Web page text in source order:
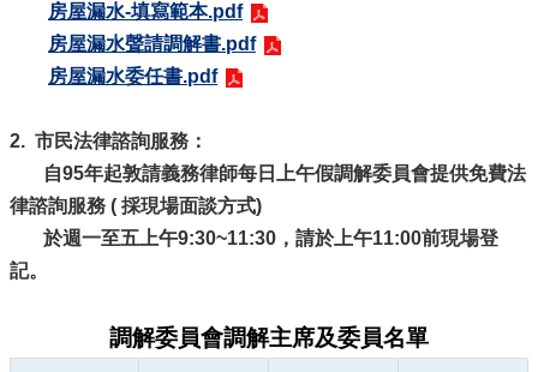
訊
區
障
房屋漏水-填寫範本.pdf
房屋漏水聲請調解書.pdf
房屋漏水委任書.pdf
2. 市民法律諮詢服務：
自95年起敦請義務律師每日上午假調解委員會提供免費法
律諮詢服務 ( 採現場面談方式)
於週一至五上午9:30~11:30，請於上午11:00前現場登
記。
調解委員會調解主席及委員名單